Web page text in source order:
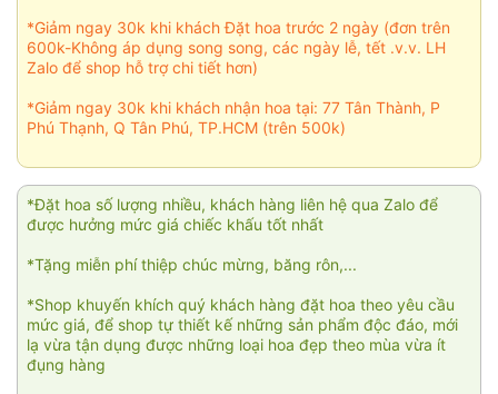
*Giảm ngay 30k khi khách Đặt hoa trước 2 ngày (đơn trên
600k-Không áp dụng song song, các ngày lễ, tết .v.v. LH
Zalo để shop hỗ trợ chi tiết hơn)
*Giảm ngay 30k khi khách nhận hoa tại: 77 Tân Thành, P
Phú Thạnh, Q Tân Phú, TP.HCM (trên 500k)
*Đặt hoa số lượng nhiều, khách hàng liên hệ qua Zalo để
được hưởng mức giá chiếc khấu tốt nhất
*Tặng miễn phí thiệp chúc mừng, băng rôn,...
*Shop khuyến khích quý khách hàng đặt hoa theo yêu cầu
mức giá, để shop tự thiết kế những sản phẩm độc đáo, mới
lạ vừa tận dụng được những loại hoa đẹp theo mùa vừa ít
đụng hàng